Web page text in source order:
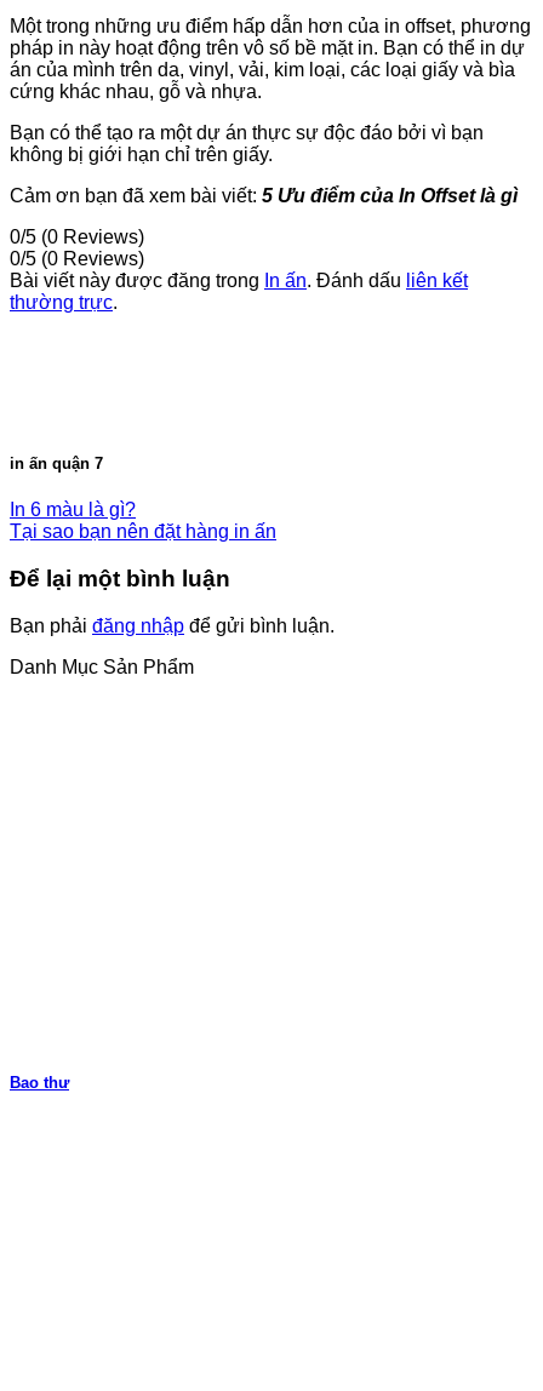
Một trong những ưu điểm hấp dẫn hơn của in offset, phương
pháp in này hoạt động trên vô số bề mặt in. Bạn có thể in dự
án của mình trên da, vinyl, vải, kim loại, các loại giấy và bìa
cứng khác nhau, gỗ và nhựa.
Bạn có thể tạo ra một dự án thực sự độc đáo bởi vì bạn
không bị giới hạn chỉ trên giấy.
Cảm ơn bạn đã xem bài viết: 5 Ưu điểm của In Offset là gì
0/5 (0 Reviews)
0/5 (0 Reviews)
Bài viết này được đăng trong In ấn. Đánh dấu liên kết
thường trực.
in ấn quận 7
In 6 màu là gì?
Tại sao bạn nên đặt hàng in ấn
Để lại một bình luận
Bạn phải đăng nhập để gửi bình luận.
Danh Mục Sản Phẩm
Bao thư